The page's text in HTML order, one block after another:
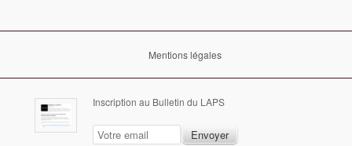
Mentions légales
Inscription au Bulletin du LAPS